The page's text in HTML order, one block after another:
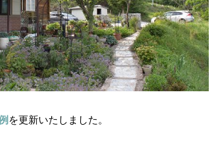
を更新いたしました。